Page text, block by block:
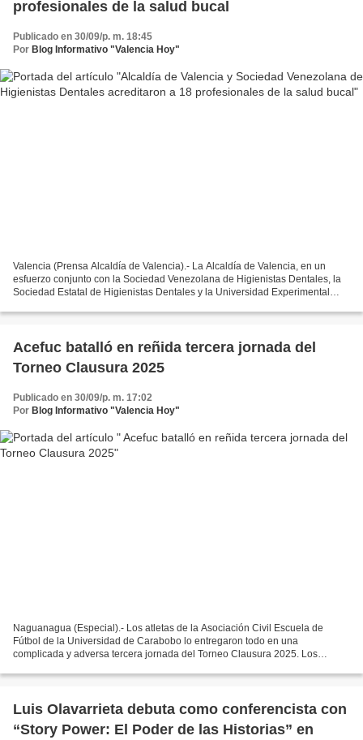
profesionales de la salud bucal
Publicado en 30/09/p. m. 18:45
Por Blog Informativo "Valencia Hoy"
Valencia (Prensa Alcaldía de Valencia).- La Alcaldía de Valencia, en un
esfuerzo conjunto con la Sociedad Venezolana de Higienistas Dentales, la
Sociedad Estatal de Higienistas Dentales y la Universidad Experimental
Acefuc batalló en reñida tercera jornada del
Torneo Clausura 2025
Publicado en 30/09/p. m. 17:02
Por Blog Informativo "Valencia Hoy"
Naguanagua (Especial).- Los atletas de la Asociación Civil Escuela de
Fútbol de la Universidad de Carabobo lo entregaron todo en una
complicada y adversa tercera jornada del Torneo Clausura 2025. Los
Luis Olavarrieta debuta como conferencista con
“Story Power: El Poder de las Historias” en